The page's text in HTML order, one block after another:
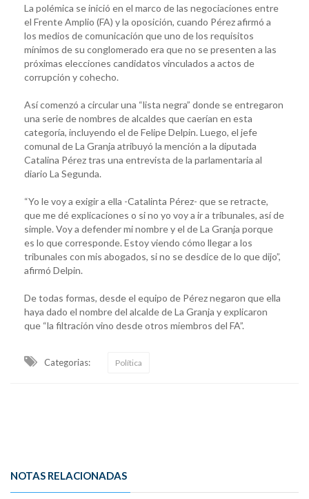
La polémica se inició en el marco de las negociaciones entre
el Frente Amplio (FA) y la oposición, cuando Pérez afirmó a
los medios de comunicación que uno de los requisitos
mínimos de su conglomerado era que no se presenten a las
próximas elecciones candidatos vinculados a actos de
corrupción y cohecho.
Así comenzó a circular una “lista negra” donde se entregaron
una serie de nombres de alcaldes que caerían en esta
categoría, incluyendo el de Felipe Delpin. Luego, el jefe
comunal de La Granja atribuyó la mención a la diputada
Catalina Pérez tras una entrevista de la parlamentaria al
diario La Segunda.
“Yo le voy a exigir a ella -Catalinta Pérez- que se retracte,
que me dé explicaciones o si no yo voy a ir a tribunales, así de
simple. Voy a defender mi nombre y el de La Granja porque
es lo que corresponde. Estoy viendo cómo llegar a los
tribunales con mis abogados, si no se desdice de lo que dijo”,
afirmó Delpin.
De todas formas, desde el equipo de Pérez negaron que ella
haya dado el nombre del alcalde de La Granja y explicaron
que “la filtración vino desde otros miembros del FA”.
Categorias: Política
NOTAS RELACIONADAS